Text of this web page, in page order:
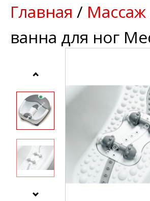
Главная / Массаж
ванна для ног